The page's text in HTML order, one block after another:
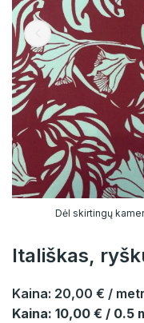
Dėl skirtingų
Itališkas,
Kaina: 20,00 € /
Kaina: 10,00 € / 0.5